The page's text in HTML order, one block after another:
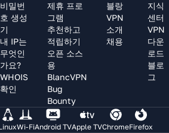
비밀번
호 생성
기
내 IP는
무엇인
가요?
WHOIS
확인
제휴 프로
그램
추천하고
적립하기
오픈 소스
용
BlancVPN
Bug
Bounty
블랑
VPN
소개
채용
지식
센터
VPN
다운
로드
블로
그
Wi-FiAndroid TVApple TVChromeFirefox